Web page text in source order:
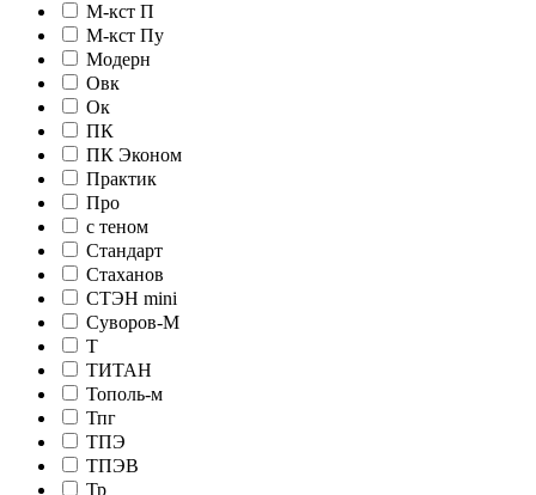
М-кст П
М-кст Пу
Модерн
Овк
Ок
ПК
ПК Эконом
Практик
Про
с теном
Стандарт
Стаханов
СТЭН mini
Суворов-М
Т
ТИТАН
Тополь-м
Тпг
ТПЭ
ТПЭВ
Тр